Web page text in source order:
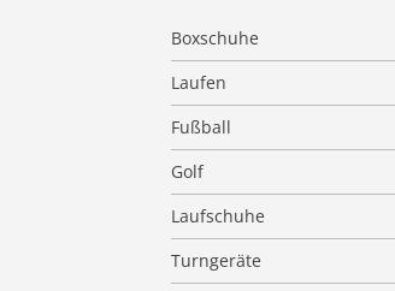
Boxschuhe
Laufen
Fußball
Golf
Laufschuhe
Turngeräte